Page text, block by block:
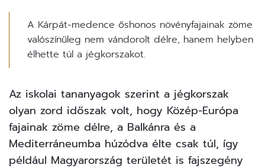
A Kárpát-medence őshonos növényfajainak zöme
valószínűleg nem vándorolt délre, hanem helyben
élhette túl a jégkorszakot.
Az iskolai tananyagok szerint a jégkorszak
olyan zord időszak volt, hogy Közép-Európa
fajainak zöme délre, a Balkánra és a
Mediterráneumba húzódva élte csak túl, így
például Magyarország területét is fajszegény